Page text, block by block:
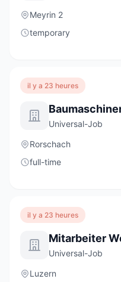
Meyrin 2
temporary
il y a 23 heures
Universal-Job
Rorschach
full-time
il y a 23 heures
Universal-Job
Luzern